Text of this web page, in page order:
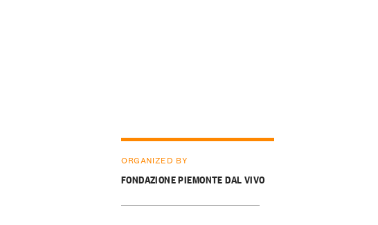
ORGANIZED BY
FONDAZIONE PIEMONTE DAL VIVO